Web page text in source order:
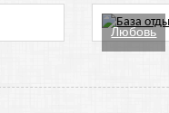
Любовь